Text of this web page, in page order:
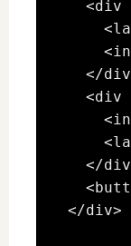
<div
</
<div
</
  </div>